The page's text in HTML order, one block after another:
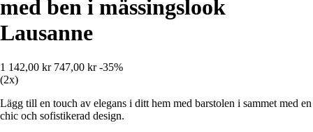
med ben i mässingslook
Lausanne
1 142,00 kr 747,00 kr -35%
(2x)
Lägg till en touch av elegans i ditt hem med barstolen i sammet med en
chic och sofistikerad design.